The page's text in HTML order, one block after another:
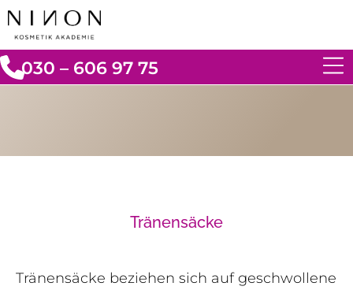
030 – 606 97 75
Tränensäcke
Tränensäcke beziehen sich auf geschwollene